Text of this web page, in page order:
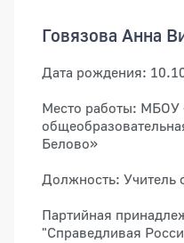
Говязова Анна
Дата рождения:
Место работы: МБОУ
Белово»
Должность: Учитель
Партийная
"Справедливая